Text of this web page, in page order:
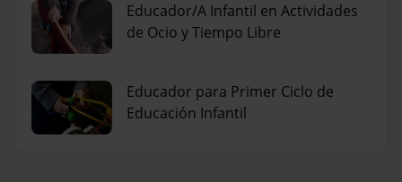
Educador/A Infantil en Actividades
de Ocio y Tiempo Libre
Educador para Primer Ciclo de
Educación Infantil